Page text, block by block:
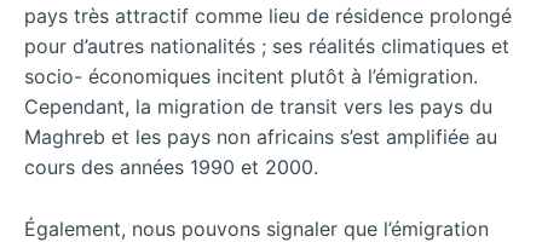
pays très attractif comme lieu de résidence prolongé
pour d’autres nationalités ; ses réalités climatiques et
socio- économiques incitent plutôt à l’émigration.
Cependant, la migration de transit vers les pays du
Maghreb et les pays non africains s’est amplifiée au
cours des années 1990 et 2000.
Également, nous pouvons signaler que l’émigration